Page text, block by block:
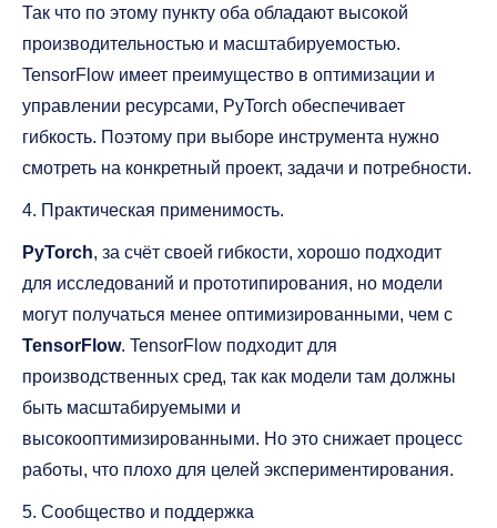
Так что по этому пункту оба обладают высокой
производительностью и масштабируемостью.
TensorFlow имеет преимущество в оптимизации и
управлении ресурсами, PyTorch обеспечивает
гибкость. Поэтому при выборе инструмента нужно
смотреть на конкретный проект, задачи и потребности.
4. Практическая применимость.
PyTorch, за счёт своей гибкости, хорошо подходит
для исследований и прототипирования, но модели
могут получаться менее оптимизированными, чем с
TensorFlow. TensorFlow подходит для
производственных сред, так как модели там должны
быть масштабируемыми и
высокооптимизированными. Но это снижает процесс
работы, что плохо для целей экспериментирования.
5. Сообщество и поддержка